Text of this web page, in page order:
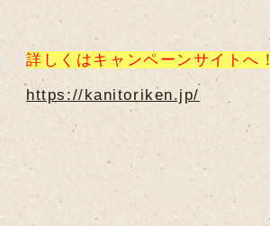
詳しくはキャンペーンサイトへ！
https://kanitoriken.jp/